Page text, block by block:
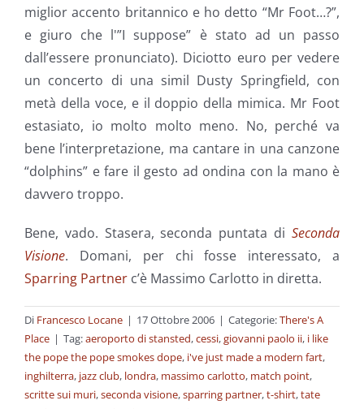
miglior accento britannico e ho detto “Mr Foot…?”,
e giuro che l'”I suppose” è stato ad un passo
dall’essere pronunciato). Diciotto euro per vedere
un concerto di una simil Dusty Springfield, con
metà della voce, e il doppio della mimica. Mr Foot
estasiato, io molto molto meno. No, perché va
bene l’interpretazione, ma cantare in una canzone
“dolphins” e fare il gesto ad ondina con la mano è
davvero troppo.
Bene, vado. Stasera, seconda puntata di Seconda
Visione. Domani, per chi fosse interessato, a
Sparring Partner c’è Massimo Carlotto in diretta.
Di Francesco Locane | 17 Ottobre 2006 | Categorie:There's A
Place | Tag:aeroporto di stansted,cessi,giovanni paolo ii, i like
the pope the pope smokes dope, i've just made a modern fart,
inghilterra, jazz club, londra, massimo carlotto, match point,
scritte sui muri,seconda visione,sparring partner,t-shirt,tate